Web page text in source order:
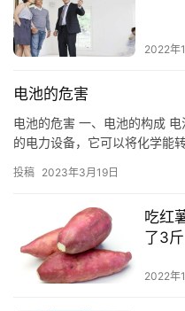
2022年
电池的危害
电池的危害 一、电池的构成
的电力设备，它可以将化学能
金属…
投稿 2023年3月19日
吃红
了3斤
2022年